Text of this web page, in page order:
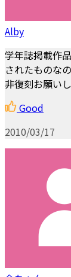
Alby
学年誌掲載作
されたものな
非復刻お願いし
Good
2010/03/17